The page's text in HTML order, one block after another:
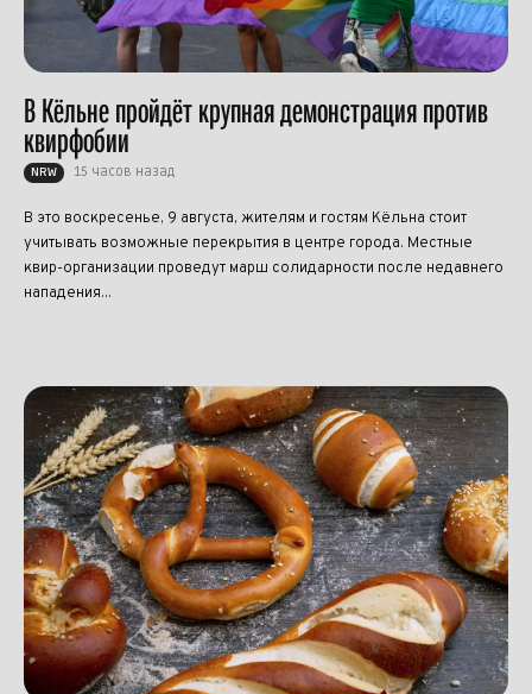
В Кёльне пройдёт крупная демонстрация против
квирфобии
NRW 15 часов назад
В это воскресенье, 9 августа, жителям и гостям Кёльна стоит
учитывать возможные перекрытия в центре города. Местные
квир-организации проведут марш солидарности после недавнего
нападения...